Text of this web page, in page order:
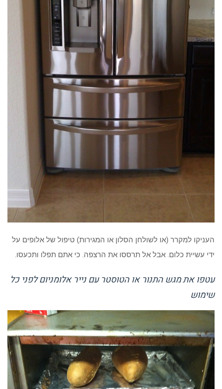
העניקו למקרר (או לשולחן הסלון או המגירות) טיפול של אלופים על
ידי עשיית כלום. אבל אל תרססו את הרצפה. כי אתם תפלו ותכעסו.
עטפו את מגש התנור או הטוסטר עם נייר אלומניום לפני כל
שימוש